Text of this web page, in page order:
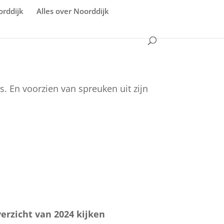
Alles over Noorddijk
En voorzien van spreuken uit zijn
van 2024 kijken